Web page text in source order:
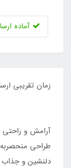
آماده
با
آرامش و راحتی
طراحی
دلنشین و جذاب